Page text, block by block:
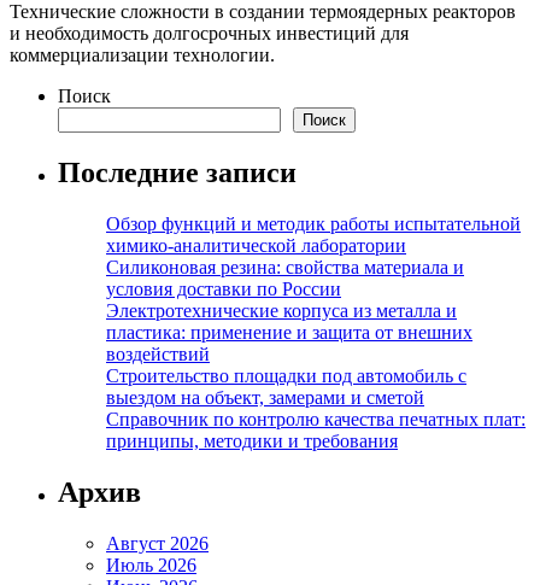
Технические сложности в создании термоядерных реакторов
и необходимость долгосрочных инвестиций для
коммерциализации технологии.
Поиск
Поиск
Последние записи
Обзор функций и методик работы испытательной
химико-аналитической лаборатории
Силиконовая резина: свойства материала и
условия доставки по России
Электротехнические корпуса из металла и
пластика: применение и защита от внешних
воздействий
Строительство площадки под автомобиль с
выездом на объект, замерами и сметой
Справочник по контролю качества печатных плат:
принципы, методики и требования
Архив
Август 2026
Июль 2026